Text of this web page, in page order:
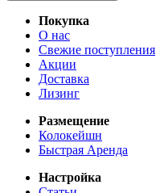
Покупка
О нас
Свежие поступления
Акции
Доставка
Лизинг
Размещение
Колокейшн
Быстрая Аренда
Настройка